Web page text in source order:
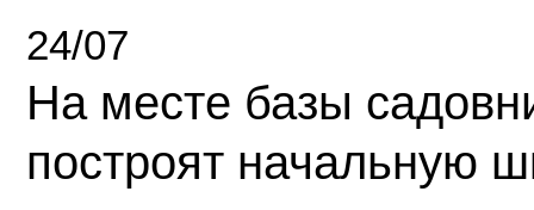
24/07
На месте базы
построят начальную